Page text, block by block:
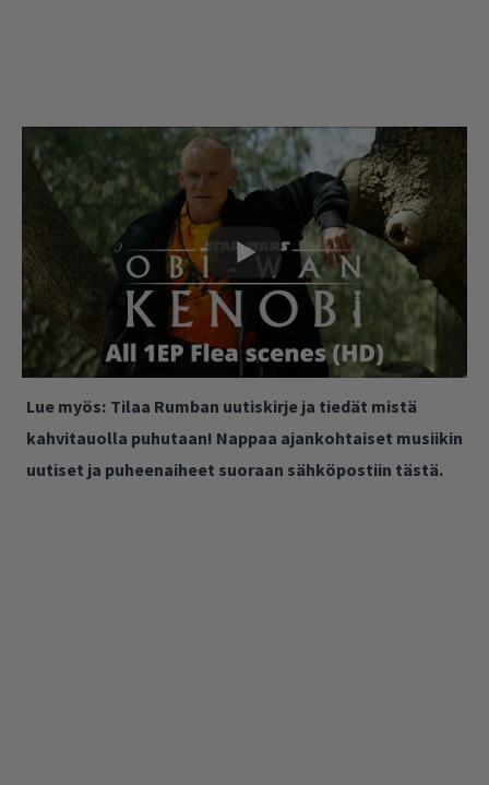
Lue myös: Tilaa Rumban uutiskirje ja tiedät mistä
kahvitauolla puhutaan! Nappaa ajankohtaiset musiikin
uutiset ja puheenaiheet suoraan sähköpostiin tästä.